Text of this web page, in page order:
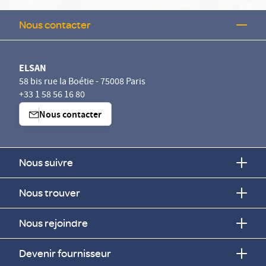
Nous contacter
ELSAN
58 bis rue la Boétie - 75008 Paris
+33 1 58 56 16 80
Nous contacter
Nous suivre
Nous trouver
Nous rejoindre
Devenir fournisseur